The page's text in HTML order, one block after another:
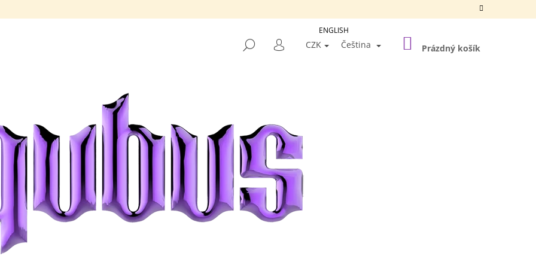
HLEDAT
PŘIHLÁŠENÍ
CZK Čeština NÁKUPNÍ
KOŠÍK
Prázdný košík
DOPORUČUJEME
ENGLISH